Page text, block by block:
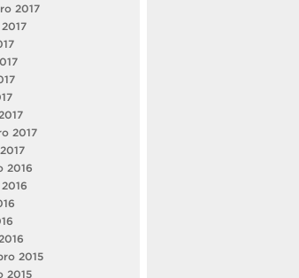
2017
2017
2016
2015
2015